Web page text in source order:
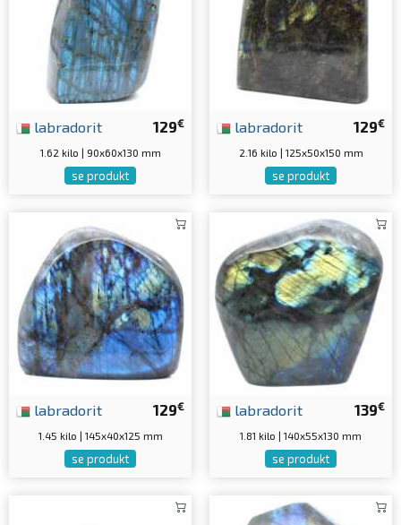
129€
labradorit
1.62 kilo | 90x60x130 mm
se produkt
129€
labradorit
2.16 kilo | 125x50x150 mm
se produkt
129€
labradorit
1.45 kilo | 145x40x125 mm
se produkt
139€
labradorit
1.81 kilo | 140x55x130 mm
se produkt